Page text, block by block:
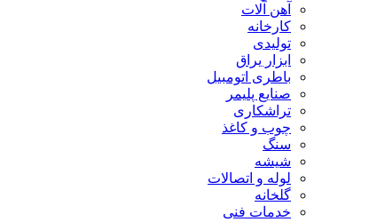
آهن آلات
کارخانه
تولیدی
ابزار یراق
باطری اتومبیل
صنایع پلیمر
تراشکاری
چوب و کاغذ
سنگ
شیشه
لوله و اتصالات
گلخانه
خدمات فنی